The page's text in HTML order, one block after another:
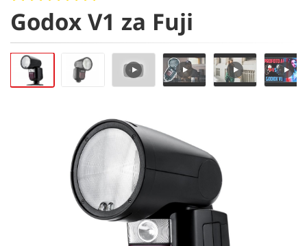
Godox V1 za Fuji